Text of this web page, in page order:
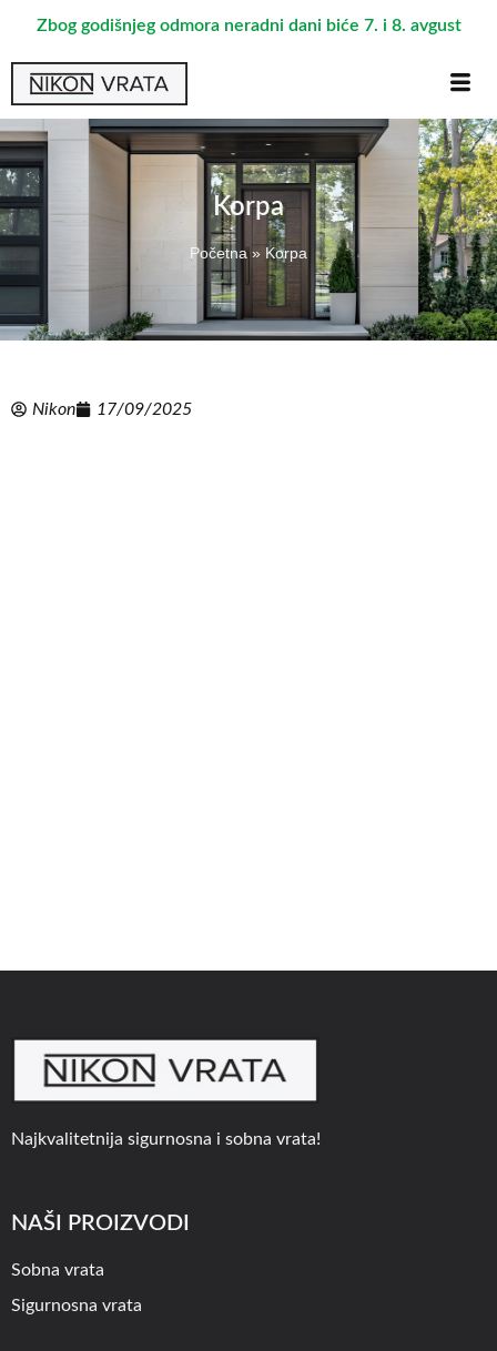
Zbog godišnjeg odmora neradni dani biće 7. i 8. avgust
Korpa
Početna» Korpa
Nikon 17/09/2025
Najkvalitetnija sigurnosna i sobna vrata!
NAŠI PROIZVODI
Sobna vrata
Sigurnosna vrata